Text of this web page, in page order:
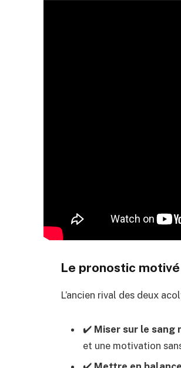
Le pronostic
L’ancien rival des deux
✔️ Miser sur le sang
et une motivation